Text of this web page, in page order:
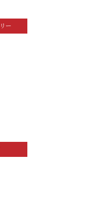
ー